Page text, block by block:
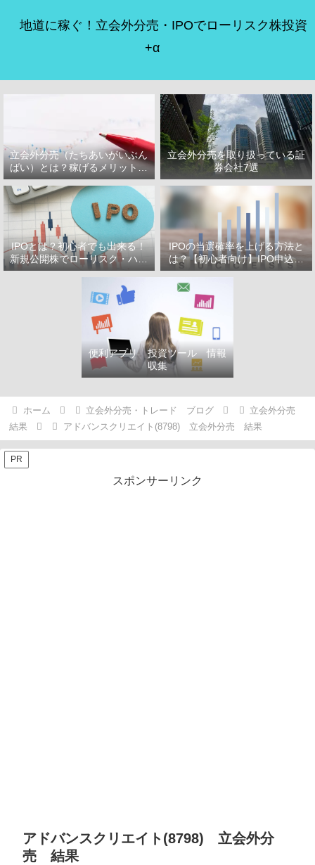
地道に稼ぐ！立会外分売・IPOでローリスク株投資
+α
立会外分売（たちあいがいぶん
ばい）とは？稼げるメリット・
デメリット
立会外分売を取り扱っている証
券会社7選
IPOとは？初心者でも出来る！
新規公開株でローリスク・ハイ
リターン投資をはじめよう！
IPOの当選確率を上げる方法と
は？【初心者向け】IPO申込で
選ぶべき証券会社
便利アプリ 投資ツール 情報
収集
ホーム 立会外分売・トレード ブログ
立会外分売
結果
アドバンスクリエイト(8798) 立会外分売 結果
PR
スポンサーリンク
アドバンスクリエイト(8798) 立会外分
売 結果